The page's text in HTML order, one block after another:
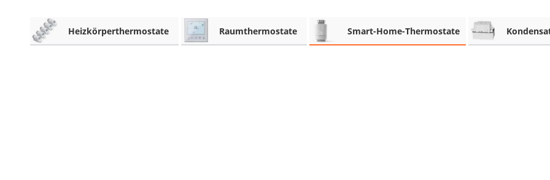
Heizkissen
Digitale Zeitschaltuhr
Paketbriefkasten
Heizkörperthermostate Raumthermostate Smart-Home-Thermostate